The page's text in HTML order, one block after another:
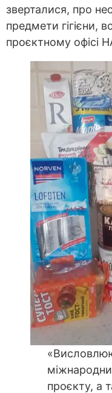
зверталися, про
предмети гігієни,
проєктному офісі
проєкту, а